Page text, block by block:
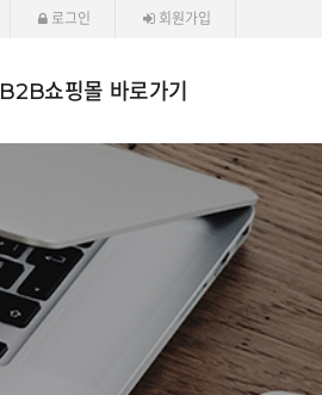
로그인 회원가입
B2B쇼핑몰 바로가기